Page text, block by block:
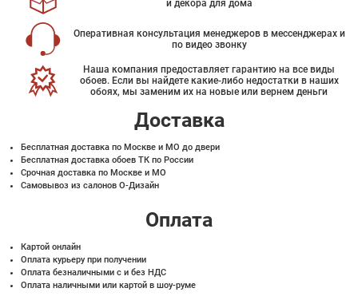
и декора для дома
Оперативная консультация менеджеров в мессенджерах и
по видео звонку
Наша компания предоставляет гарантию на все виды
обоев. Если вы найдете какие-либо недостатки в наших
обоях, мы заменим их на новые или вернем деньги
Доставка
Бесплатная доставка по Москве и МО до двери
Бесплатная доставка обоев ТК по России
Срочная доставка по Москве и МО
Самовывоз из салонов О-Дизайн
Оплата
Картой онлайн
Оплата курьеру при получении
Оплата безналичными с и без НДС
Оплата наличными или картой в шоу-руме